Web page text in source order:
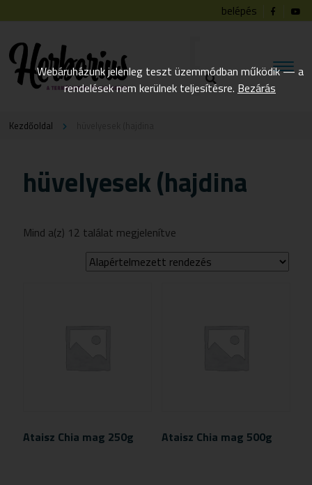
belépés
Kezdőoldal
hüvelyesek (hajdina
Mind a(z) 12 találat megjelenítve
Ataisz Chia mag 250g Ataisz Chia mag 500g
Webáruházunk jelenleg teszt üzemmódban működik — a
rendelések nem kerülnek teljesítésre. Bezárás